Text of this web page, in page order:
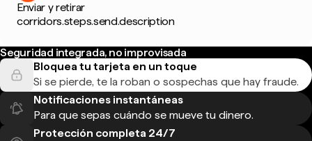
Enviar y retirar
corridors.steps.send.description
Seguridad integrada, no improvisada
Bloquea tu tarjeta en un toque
Si se pierde, te la roban o sospechas que hay fraude.
Notificaciones instantáneas
Para que sepas cuándo se mueve tu dinero.
Protección completa 24/7